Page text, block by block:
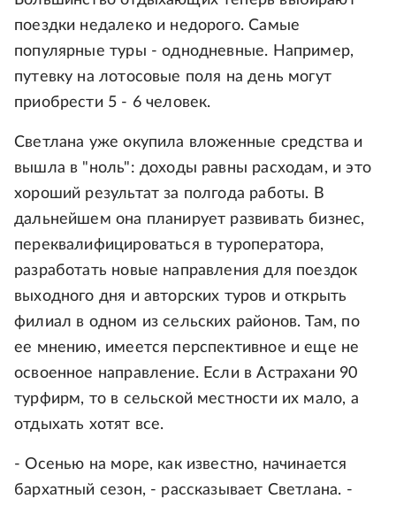
поездки недалеко и недорого. Самые
популярные туры - однодневные. Например,
путевку на лотосовые поля на день могут
приобрести 5 - 6 человек.
Светлана уже окупила вложенные средства и
вышла в "ноль": доходы равны расходам, и это
хороший результат за полгода работы. В
дальнейшем она планирует развивать бизнес,
переквалифицироваться в туроператора,
разработать новые направления для поездок
выходного дня и авторских туров и открыть
филиал в одном из сельских районов. Там, по
ее мнению, имеется перспективное и еще не
освоенное направление. Если в Астрахани 90
турфирм, то в сельской местности их мало, а
отдыхать хотят все.
- Осенью на море, как известно, начинается
бархатный сезон, - рассказывает Светлана. -